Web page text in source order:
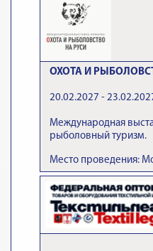
ОХОТА И
20.02.2027 -
Международная
рыболовный туризм.
Место проведения: